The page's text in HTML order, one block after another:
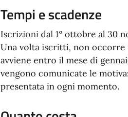
Tempi e scadenze
Iscrizioni dal 1° ottobre al 30
Una volta iscritti, non occorre
avviene entro il mese di
vengono comunicate le
presentata in ogni momento.